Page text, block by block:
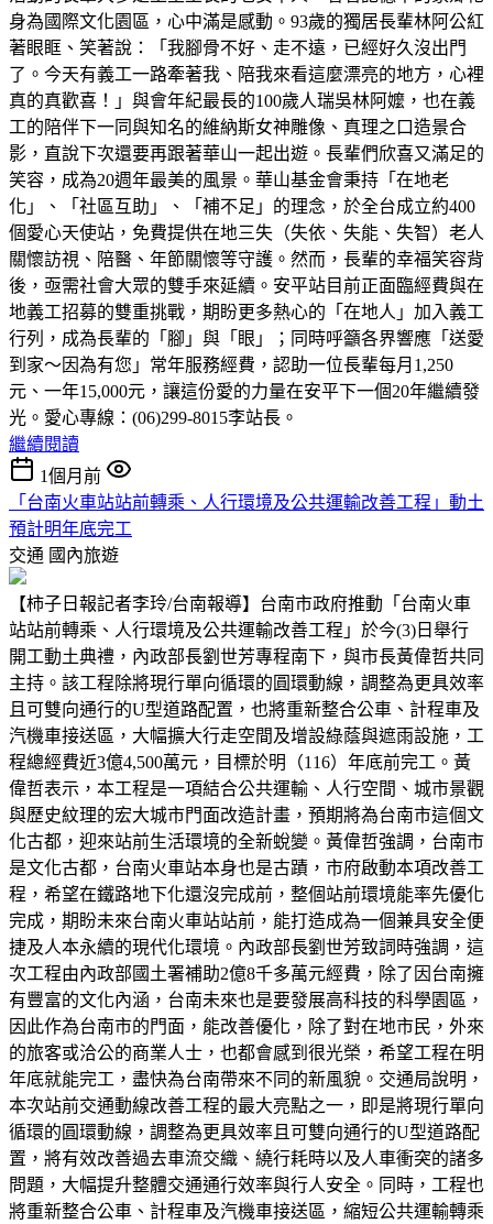
身為國際文化園區，心中滿是感動。93歲的獨居長輩林阿公紅
著眼眶、笑著說：「我腳骨不好、走不遠，已經好久沒出門
了。今天有義工一路牽著我、陪我來看這麼漂亮的地方，心裡
真的真歡喜！」與會年紀最長的100歲人瑞吳林阿嬤，也在義
工的陪伴下一同與知名的維納斯女神雕像、真理之口造景合
影，直說下次還要再跟著華山一起出遊。長輩們欣喜又滿足的
笑容，成為20週年最美的風景。華山基金會秉持「在地老
化」、「社區互助」、「補不足」的理念，於全台成立約400
個愛心天使站，免費提供在地三失（失依、失能、失智）老人
關懷訪視、陪醫、年節關懷等守護。然而，長輩的幸福笑容背
後，亟需社會大眾的雙手來延續。安平站目前正面臨經費與在
地義工招募的雙重挑戰，期盼更多熱心的「在地人」加入義工
行列，成為長輩的「腳」與「眼」；同時呼籲各界響應「送愛
到家～因為有您」常年服務經費，認助一位長輩每月1,250
元、一年15,000元，讓這份愛的力量在安平下一個20年繼續發
光。愛心專線：(06)299-8015李站長。
繼續閱讀
1個月前
「台南火車站站前轉乘、人行環境及公共運輸改善工程」動土
預計明年底完工
交通 國內旅遊
【柿子日報記者李玲/台南報導】台南市政府推動「台南火車
站站前轉乘、人行環境及公共運輸改善工程」於今(3)日舉行
開工動土典禮，內政部長劉世芳專程南下，與市長黃偉哲共同
主持。該工程除將現行單向循環的圓環動線，調整為更具效率
且可雙向通行的U型道路配置，也將重新整合公車、計程車及
汽機車接送區，大幅擴大行走空間及增設綠蔭與遮雨設施，工
程總經費近3億4,500萬元，目標於明（116）年底前完工。黃
偉哲表示，本工程是一項結合公共運輸、人行空間、城市景觀
與歷史紋理的宏大城市門面改造計畫，預期將為台南市這個文
化古都，迎來站前生活環境的全新蛻變。黃偉哲強調，台南市
是文化古都，台南火車站本身也是古蹟，市府啟動本項改善工
程，希望在鐵路地下化還沒完成前，整個站前環境能率先優化
完成，期盼未來台南火車站站前，能打造成為一個兼具安全便
捷及人本永續的現代化環境。內政部長劉世芳致詞時強調，這
次工程由內政部國土署補助2億8千多萬元經費，除了因台南擁
有豐富的文化內涵，台南未來也是要發展高科技的科學園區，
因此作為台南市的門面，能改善優化，除了對在地市民，外來
的旅客或洽公的商業人士，也都會感到很光榮，希望工程在明
年底就能完工，盡快為台南帶來不同的新風貌。交通局說明，
本次站前交通動線改善工程的最大亮點之一，即是將現行單向
循環的圓環動線，調整為更具效率且可雙向通行的U型道路配
置，將有效改善過去車流交織、繞行耗時以及人車衝突的諸多
問題，大幅提升整體交通通行效率與行人安全。同時，工程也
將重新整合公車、計程車及汽機車接送區，縮短公共運輸轉乘